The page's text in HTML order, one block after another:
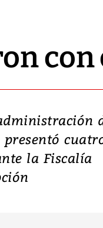
la Fiscalía
Japón:
heridos y
en